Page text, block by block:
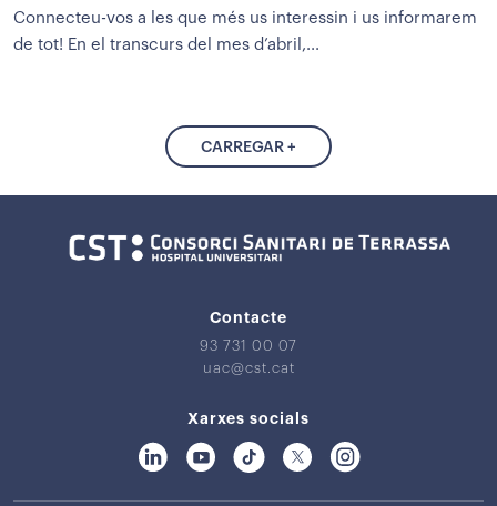
Connecteu-vos a les que més us interessin i us informarem
de tot! En el transcurs del mes d’abril,...
CARREGAR +
Contacte
93 731 00 07
uac@cst.cat
Xarxes socials